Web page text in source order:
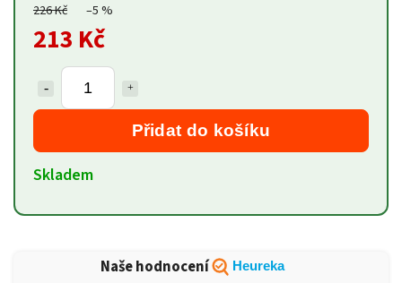
226 Kč –5 %
213 Kč
Přidat do košíku
Skladem
Naše hodnocení Heureka